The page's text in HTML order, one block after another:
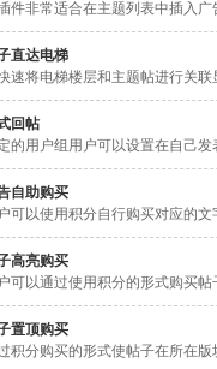
件非常适合在主题列表中插入
直达电梯
速将电梯楼层和主题帖进行关联
回帖
的用户组用户可以设置在自己
自助购买
可以使用积分自行购买对应的文
高亮购买
可以通过使用积分的形式购买帖
置顶购买
积分购买的形式使帖子在所在版